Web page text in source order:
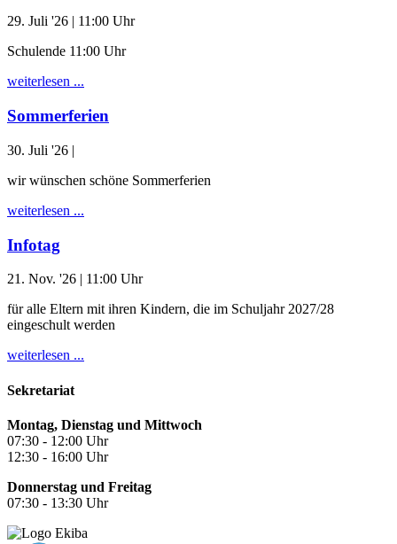
29. Juli '26 | 11:00 Uhr
Schulende 11:00 Uhr
weiterlesen ...
Sommerferien
30. Juli '26 |
wir wünschen schöne Sommerferien
weiterlesen ...
Infotag
21. Nov. '26 | 11:00 Uhr
für alle Eltern mit ihren Kindern, die im Schuljahr 2027/28
eingeschult werden
weiterlesen ...
Sekretariat
Montag, Dienstag und Mittwoch
07:30 - 12:00 Uhr
12:30 - 16:00 Uhr
Donnerstag und Freitag
07:30 - 13:30 Uhr